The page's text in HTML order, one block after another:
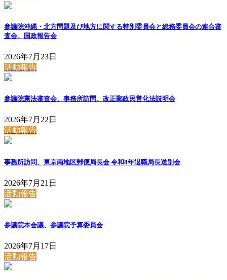
参議院沖縄・北方問題及び地方に関する特別委員会と総務委員会の連合審
査会、国政報告会
2026年7月23日
活動報告
参議院憲法審査会、事務所訪問、改正郵政民営化法説明会
2026年7月22日
活動報告
事務所訪問、東京南地区郵便局長会 令和8年退職局長送別会
2026年7月21日
活動報告
参議院本会議、参議院予算委員会
2026年7月17日
活動報告